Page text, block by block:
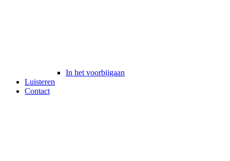
In het voorbijgaan
Luisteren
Contact